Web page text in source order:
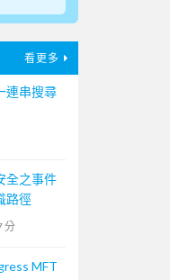
看更多
連串搜尋
全之事件
路徑
分
MFT